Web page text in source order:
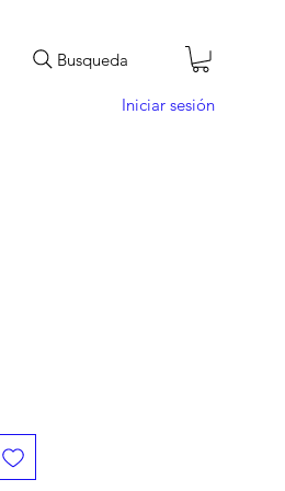
Busqueda
Iniciar sesión